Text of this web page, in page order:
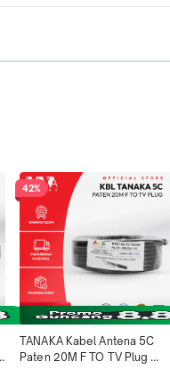
42%
TANAKA Kabel Antena 5C
Paten 20M F TO TV Plug